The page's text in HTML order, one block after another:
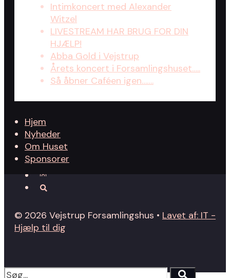
Intimkoncert med Alexander
Witzel
LIVESTREAM HAR BRUG FOR DIN
HJÆLP!
Abba Gold i Vejstrup
Årets koncert i Forsamlingshuset…..
Så åbner Caféen igen…….
Hjem
Nyheder
Om Huset
Sponsorer
© 2026 Vejstrup Forsamlingshus • Lavet af: IT -
Hjælp til dig